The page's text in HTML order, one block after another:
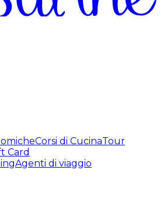
Corsi di CucinaTour
Card
Agenti di viaggio